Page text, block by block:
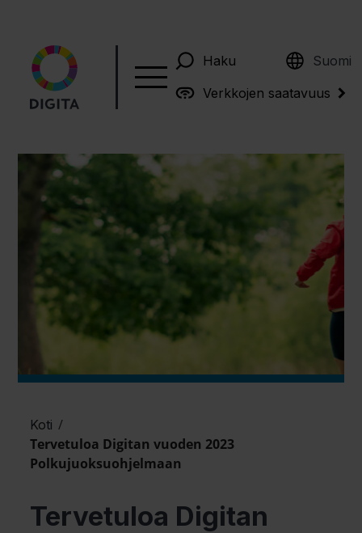
Haku Suomi
English
Verkkojen saatavuus
Koti /
Tervetuloa Digitan vuoden 2023
Polkujuoksuohjelmaan
Tervetuloa Digitan